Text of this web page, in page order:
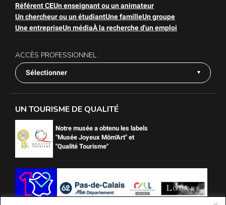
Référent CEUn enseignant ou un animateur
Un chercheur ou un étudiantUne familleUn groupe
Une entrepriseUn médiaÀ la recherche d'un emploi
ACCÈS PROFESSIONNEL :
Sélectionner
UN TOURISME DE QUALITÉ
Notre musée a obtenu les labels
"Musée Joyeux Môm'Art" et
"Qualité Tourisme"